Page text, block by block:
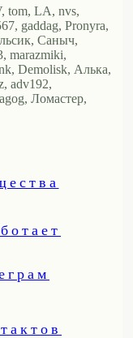
tom, LA, nvs,
gaddag, Pronyra,
Саныч,
marazmiki,
Demolisk, Алька,
adv192,
Ломастер,